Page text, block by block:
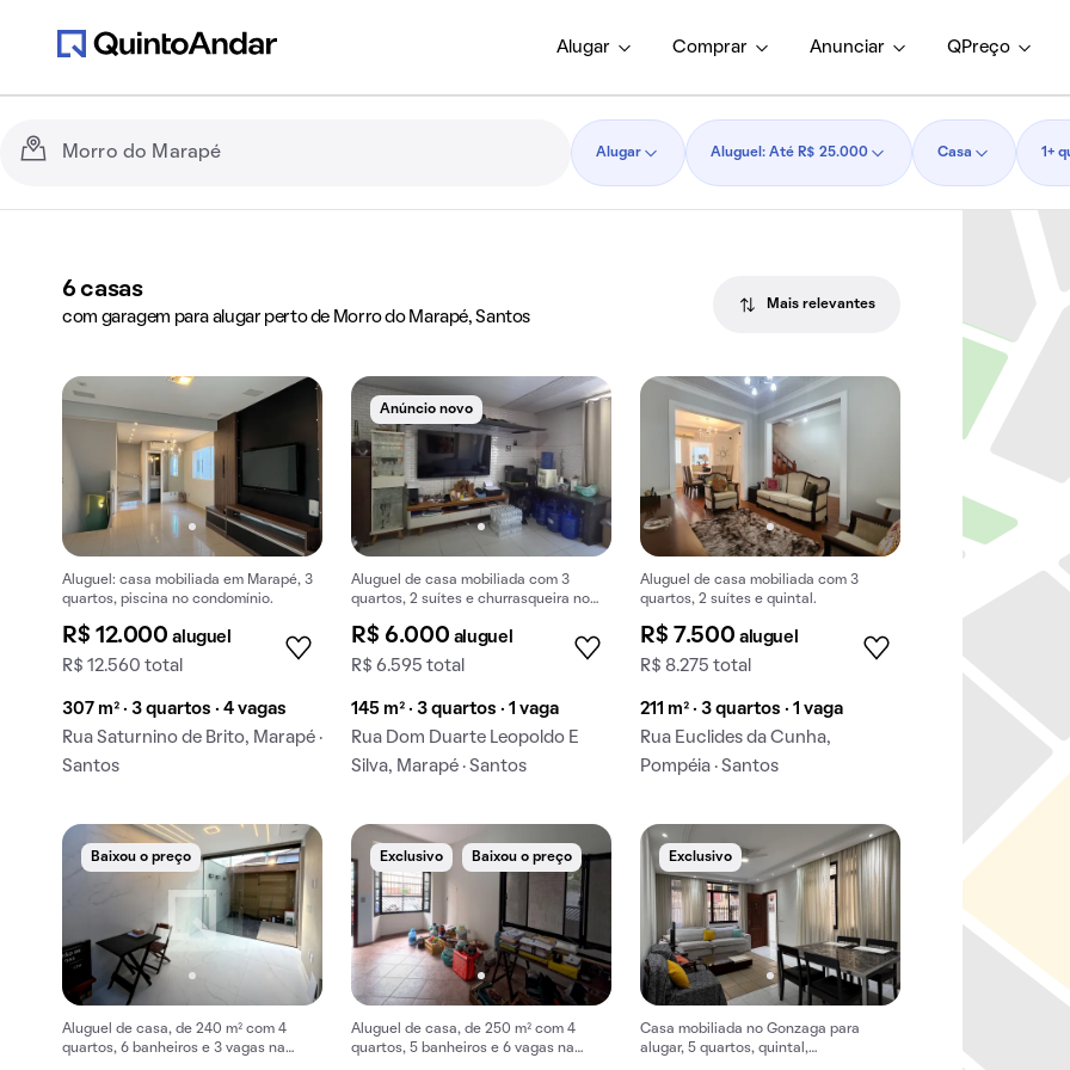
Alugar Comprar Anunciar QPreço
Alugar Aluguel: Até R$ 25.000 Casa 1+
6casas
com garagem para alugar perto de Morro do Marapé, Santos
Mais relevantes
Aluguel: casa mobiliada em Marapé, 3
quartos, piscina no condomínio.
R$ 12.000aluguel
R$ 12.560 total
307 m² · 3 quartos · 4 vagas
Rua Saturnino de Brito, Marapé ·
Santos
Anúncio novo
Aluguel de casa mobiliada com 3
quartos, 2 suítes e churrasqueira no
R$ 6.000 aluguel
R$ 6.595 total
145 m² · 3 quartos · 1 vaga
Rua Dom Duarte Leopoldo E
Silva, Marapé · Santos
Aluguel de casa mobiliada com 3
quartos, 2 suítes e quintal.
R$ 7.500 aluguel
R$ 8.275 total
211 m² · 3 quartos · 1 vaga
Rua Euclides da Cunha,
Pompéia · Santos
Baixou o preço
Aluguel de casa, de 240 m² com 4
quartos, 6 banheiros e 3 vagas na
Exclusivo Baixou o preço
Aluguel de casa, de 250 m² com 4
quartos, 5 banheiros e 6 vagas na
Exclusivo
Casa mobiliada no Gonzaga para
alugar, 5 quartos, quintal,